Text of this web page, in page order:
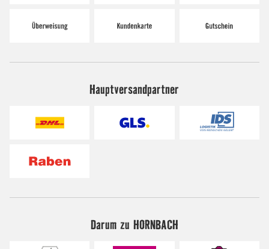
Hauptversandpartner
Darum zu HORNBACH